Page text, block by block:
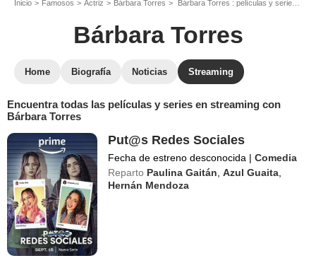
Inicio Famosos Actriz Bárbara Torres Bárbara Torres : películas y series online
Bárbara Torres
Home Biografía Noticias Streaming
Encuentra todas las películas y series en streaming con
Bárbara Torres
Put@s Redes Sociales
Fecha de estreno desconocida | Comedia
Reparto Paulina Gaitán ,Azul Guaita
Hernán Mendoza